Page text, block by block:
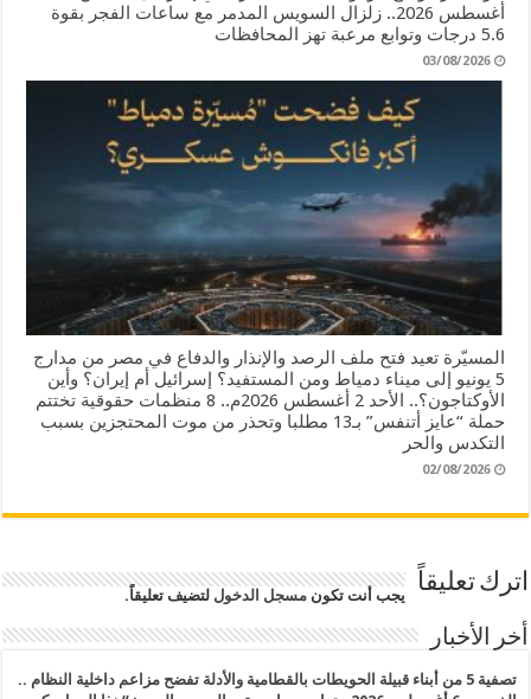
أغسطس 2026.. زلزال السويس المدمر مع ساعات الفجر بقوة
5.6 درجات وتوابع مرعبة تهز المحافظات
03/08/2026
المسيّرة تعيد فتح ملف الرصد والإنذار والدفاع في مصر من مدارج
5 يونيو إلى ميناء دمياط ومن المستفيد؟ إسرائيل أم إيران؟ وأين
الأوكتاجون؟.. الأحد 2 أغسطس 2026م.. 8 منظمات حقوقية تختتم
حملة “عايز أتنفس” بـ13 مطلبا وتحذر من موت المحتجزين بسبب
التكدس والحر
02/08/2026
اترك تعليقاً يجب أنت تكونمسجل الدخول لتضيف تعليقاً.
أخر الأخبار
تصفية 5 من أبناء قبيلة الحويطات بالقطامية والأدلة تفضح مزاعم داخلية النظام ..